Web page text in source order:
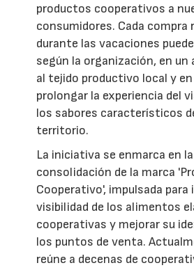
productos cooperativos a
consumidores. Cada compra
durante las vacaciones
según la organización, en un
al tejido productivo local y
prolongar la experiencia del
los sabores característicos
territorio.
La iniciativa se enmarca en
consolidación de la marca
Cooperativo', impulsada
visibilidad de los alimentos
cooperativas y mejorar su
los puntos de venta.
reúne a decenas de